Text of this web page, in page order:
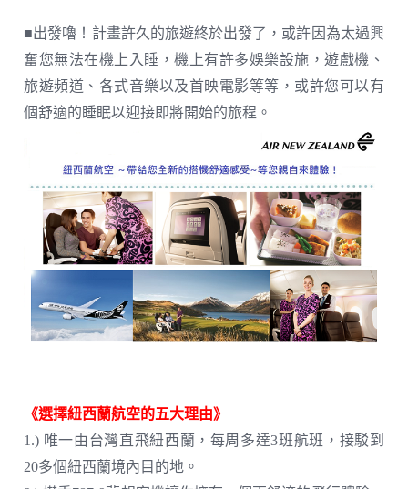
■出發嚕！計畫許久的旅遊終於出發了，或許因為太過興
奮您無法在機上入睡，機上有許多娛樂設施，遊戲機、
旅遊頻道、各式音樂以及首映電影等等，或許您可以有
個舒適的睡眠以迎接即將開始的旅程。
《選擇紐西蘭航空的五大理由》
1.) 唯一由台灣直飛紐西蘭，每周多達3班航班，接駁到
20多個紐西蘭境內目的地。